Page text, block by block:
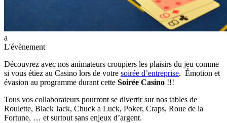
a
L'évènement
Découvrez avec nos animateurs croupiers les plaisirs du jeu comme
si vous étiez au Casino lors de votre soirée d’entreprise. Émotion et
évasion au programme durant cette Soirée Casino !!!
Tous vos collaborateurs pourront se divertir sur nos tables de
Roulette, Black Jack, Chuck a Luck, Poker, Craps, Roue de la
Fortune, … et surtout sans enjeux d’argent.